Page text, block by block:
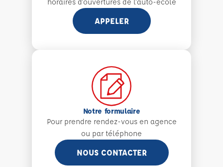
APPELER
Notre formulaire
Pour prendre rendez-vous en agence
ou par téléphone
NOUS CONTACTER